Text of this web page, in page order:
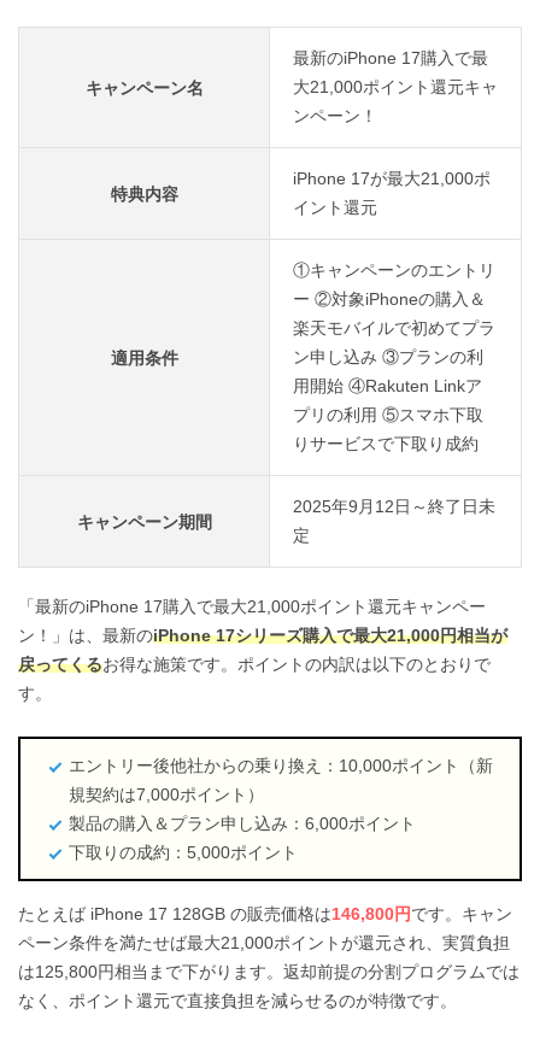
キャンペーン名
最新のiPhone 17購入で最
大21,000ポイント還元キャ
ンペーン！
特典内容
iPhone 17が最大21,000ポ
イント還元
適用条件
①キャンペーンのエントリ
ー ②対象iPhoneの購入＆
楽天モバイルで初めてプラ
ン申し込み ③プランの利
用開始 ④Rakuten Linkア
プリの利用 ⑤スマホ下取
りサービスで下取り成約
キャンペーン期間
2025年9月12日～終了日未
定
「最新のiPhone 17購入で最大21,000ポイント還元キャンペー
ン！」は、最新のiPhone 17シリーズ購入で最大21,000円相当が
戻ってくるお得な施策です。ポイントの内訳は以下のとおりで
す。
エントリー後他社からの乗り換え：10,000ポイント（新
規契約は7,000ポイント）
製品の購入＆プラン申し込み：6,000ポイント
下取りの成約：5,000ポイント
たとえば iPhone 17 128GB の販売価格は146,800円です。キャン
ペーン条件を満たせば最大21,000ポイントが還元され、実質負担
は125,800円相当まで下がります。返却前提の分割プログラムでは
なく、ポイント還元で直接負担を減らせるのが特徴です。